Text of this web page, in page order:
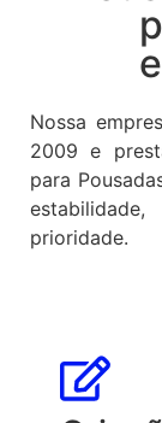
Nossa
2009 e
para
prioridade.